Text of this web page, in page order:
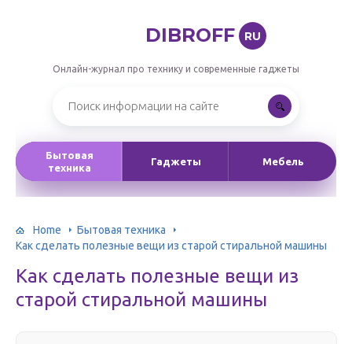
DIBROFF RU
Онлайн-журнал про технику и современные гаджеты
Бытовая
техника
Гаджеты Мебель
Home
Бытовая техника
Как сделать полезные вещи из старой стиральной машины
Как сделать полезные вещи из
старой стиральной машины